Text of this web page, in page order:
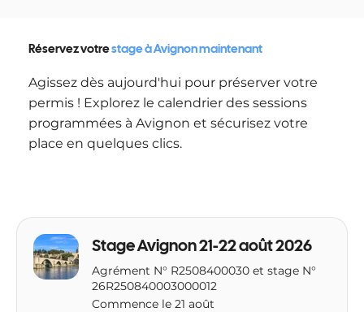
Réservez votrestage à Avignon maintenant
Agissez dès aujourd'hui pour préserver votre
permis ! Explorez le calendrier des sessions
programmées à Avignon et sécurisez votre
place en quelques clics.
Stage Avignon 21-22 août 2026
Agrément N° R2508400030 et stage N°
26R250840003000012
Commence le 21 août